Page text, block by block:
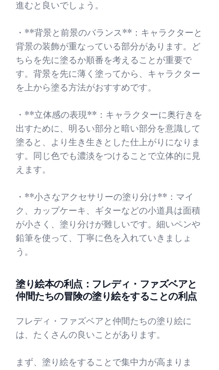
進むと良いでしょう。
・**背景と前景のバランス**：キャラクターと
背景の装飾が重なっている部分があります。ど
ちらを先に塗るか順番を考えることが重要で
す。背景を先に薄く塗ってから、キャラクター
を上から塗る方法がおすすめです。
・**立体感の表現**：キャラクターに奥行きを
出すために、明るい部分と暗い部分を意識して
塗ると、より生き生きとした仕上がりになりま
す。同じ色でも濃淡をつけることで立体的に見
えます。
・**小さなアクセサリーの塗り分け**：マイ
ク、カップケーキ、ギターなどの小道具は面積
が小さく、塗り分けが難しいです。細いペンや
鉛筆を使って、丁寧に色を入れていきましょ
う。
塗り絵本の利点：フレディ・ファズベアと
仲間たちの冒険の塗り絵をすることの利点
フレディ・ファズベアと仲間たちの塗り絵に
は、たくさんの良いことがあります。
まず、塗り絵をすることで集中力が高まりま